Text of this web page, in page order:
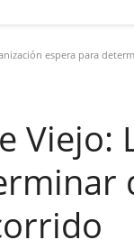
espera para
Viejo: